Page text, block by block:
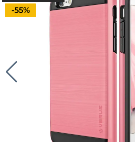
Priset är nedsatt med
-55%